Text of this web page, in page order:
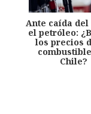
Ante caída
el petróleo:
los precios
Chile?